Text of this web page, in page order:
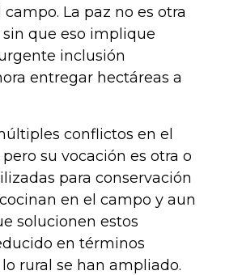
La paz no es otra
que eso implique
inclusión
entregar hectáreas a
conflictos en el
su vocación es otra o
para conservación
en el campo y aun
solucionen estos
en términos
rural se han ampliado.